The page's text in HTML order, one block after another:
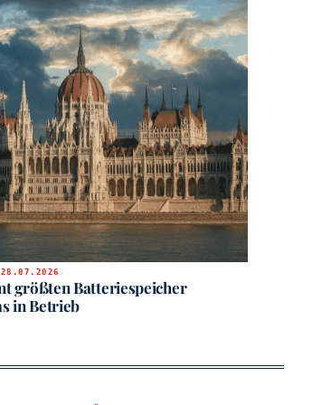
28.07.2026
größten Batteriespeicher
in Betrieb